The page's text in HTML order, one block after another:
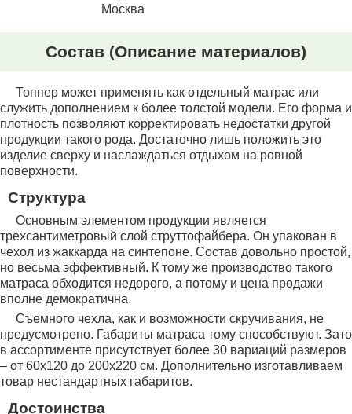
Москва
Состав (Описание материалов)
Топпер может применять как отдельный матрас или
служить дополнением к более толстой модели. Его форма и
плотность позволяют корректировать недостатки другой
продукции такого рода. Достаточно лишь положить это
изделие сверху и наслаждаться отдыхом на ровной
поверхности.
Структура
Основным элементом продукции является
трехсантиметровый слой струттофайбера. Он упакован в
чехол из жаккарда на синтепоне. Состав довольно простой,
но весьма эффективный. К тому же производство такого
матраса обходится недорого, а потому и цена продажи
вполне демократична.
Съемного чехла, как и возможности скручивания, не
предусмотрено. Габариты матраса тому способствуют. Зато
в ассортименте присутствует более 30 вариаций размеров
– от 60х120 до 200х220 см. Дополнительно изготавливаем
товар нестандартных габаритов.
Достоинства